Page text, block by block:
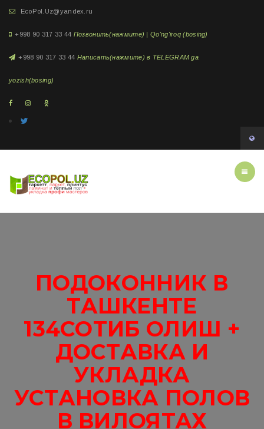
EcoPol.Uz@yandex.ru
+998 90 317 33 44 Позвонить(нажмите) | Qo'ng'iroq (bosing)
+998 90 317 33 44 Написать(нажмите) в TELEGRAM ga
yozish(bosing)
ПОДОКОННИК В
ТАШКЕНТЕ
134СОТИБ ОЛИШ +
ДОСТАВКА И
УКЛАДКА
УСТАНОВКА ПОЛОВ
В ВИЛОЯТАХ